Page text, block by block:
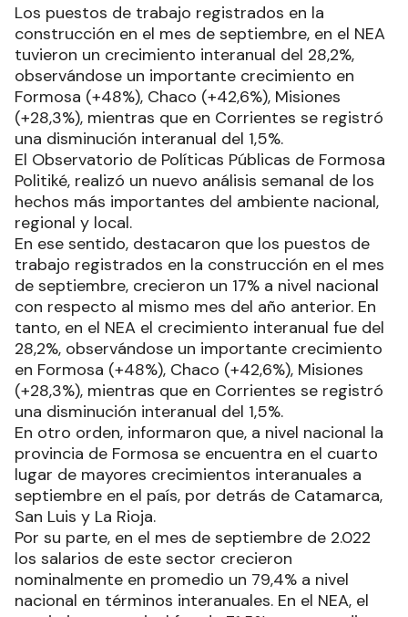
Los puestos de trabajo registrados en la
construcción en el mes de septiembre, en el NEA
tuvieron un crecimiento interanual del 28,2%,
observándose un importante crecimiento en
Formosa (+48%), Chaco (+42,6%), Misiones
(+28,3%), mientras que en Corrientes se registró
una disminución interanual del 1,5%.
El Observatorio de Políticas Públicas de Formosa
Politiké, realizó un nuevo análisis semanal de los
hechos más importantes del ambiente nacional,
regional y local.
En ese sentido, destacaron que los puestos de
trabajo registrados en la construcción en el mes
de septiembre, crecieron un 17% a nivel nacional
con respecto al mismo mes del año anterior. En
tanto, en el NEA el crecimiento interanual fue del
28,2%, observándose un importante crecimiento
en Formosa (+48%), Chaco (+42,6%), Misiones
(+28,3%), mientras que en Corrientes se registró
una disminución interanual del 1,5%.
En otro orden, informaron que, a nivel nacional la
provincia de Formosa se encuentra en el cuarto
lugar de mayores crecimientos interanuales a
septiembre en el país, por detrás de Catamarca,
San Luis y La Rioja.
Por su parte, en el mes de septiembre de 2.022
los salarios de este sector crecieron
nominalmente en promedio un 79,4% a nivel
nacional en términos interanuales. En el NEA, el